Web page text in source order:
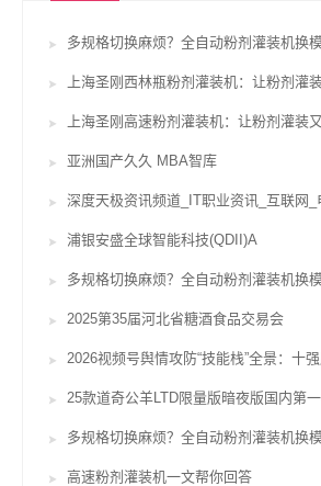
多规格切换麻烦？全自动粉剂灌装机换
上海圣刚高速粉剂灌装机：让粉剂灌装
亚洲国产久久 MBA智库
浦银安盛全球智能科技(QDII)A
多规格切换麻烦？全自动粉剂灌装机换
2025第35届河北省糖酒食品交易会
25款道奇公羊LTD限量版暗夜版国内第
多规格切换麻烦？全自动粉剂灌装机换
高速粉剂灌装机一文帮你回答